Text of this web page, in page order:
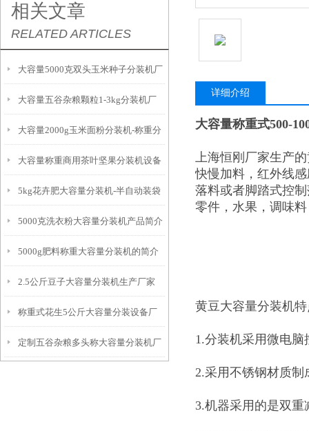
相关文章
RELATED ARTICLES
大容量5000克双头玉米种子分装机厂
家
大容量五谷杂粮颗粒1-3kg分装机厂
家
大容量2000g玉米面粉分装机-称重分
包机生产商
大容量称重商用茶叶坚果分装机设备
5kg花卉肥大容量分装机-半自动装袋
设备
5000克洗衣粉大容量分装机产品简介
5000g肥料称重大容量分装机的简介
2.5公斤豆子大容量分装机生产厂家
称重式花生5公斤大容量分装设备厂
家
定制五谷杂粮多头称大容量分装机厂
详细介绍
大容量称重式500-
上海恒刚厂家生产
快慢加料，红外线
落料或者脚踏式控
零件，水果，调味
黄豆大容量分装机
1.分装机采用微电
2.采用不锈钢材质
3.机器采用的是双